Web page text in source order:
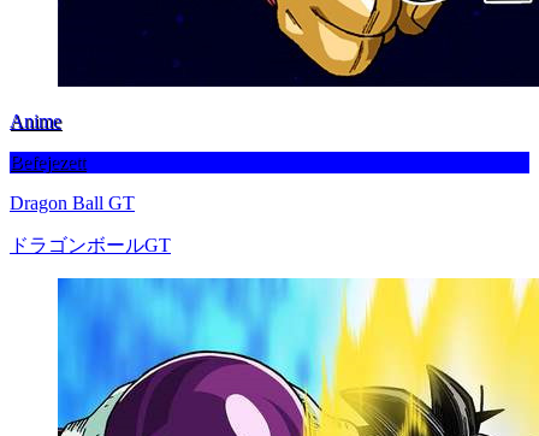
Anime
Befejezett
Dragon Ball GT
ドラゴンボールGT